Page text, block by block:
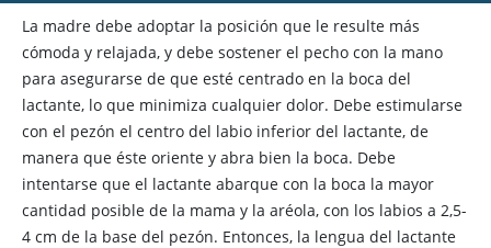
La madre debe adoptar la posición que le resulte más
cómoda y relajada, y debe sostener el pecho con la mano
para asegurarse de que esté centrado en la boca del
lactante, lo que minimiza cualquier dolor. Debe estimularse
con el pezón el centro del labio inferior del lactante, de
manera que éste oriente y abra bien la boca. Debe
intentarse que el lactante abarque con la boca la mayor
cantidad posible de la mama y la aréola, con los labios a 2,5-
4 cm de la base del pezón. Entonces, la lengua del lactante